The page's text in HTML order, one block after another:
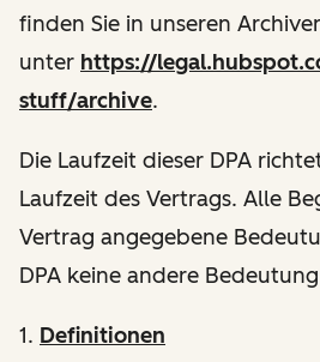
finden Sie in unseren
unter https://
stuff/archive.
Die Laufzeit dieser DPA
Laufzeit des Vertrags. Alle
Vertrag angegebene
DPA keine andere
1. Definitionen